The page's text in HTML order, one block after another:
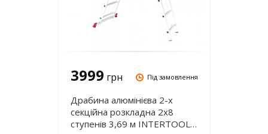
3999 грн Під замовлення
Драбина алюмінієва 2-х
секційна розкладна 2х8
ступенів 3,69 м INTERTOOL